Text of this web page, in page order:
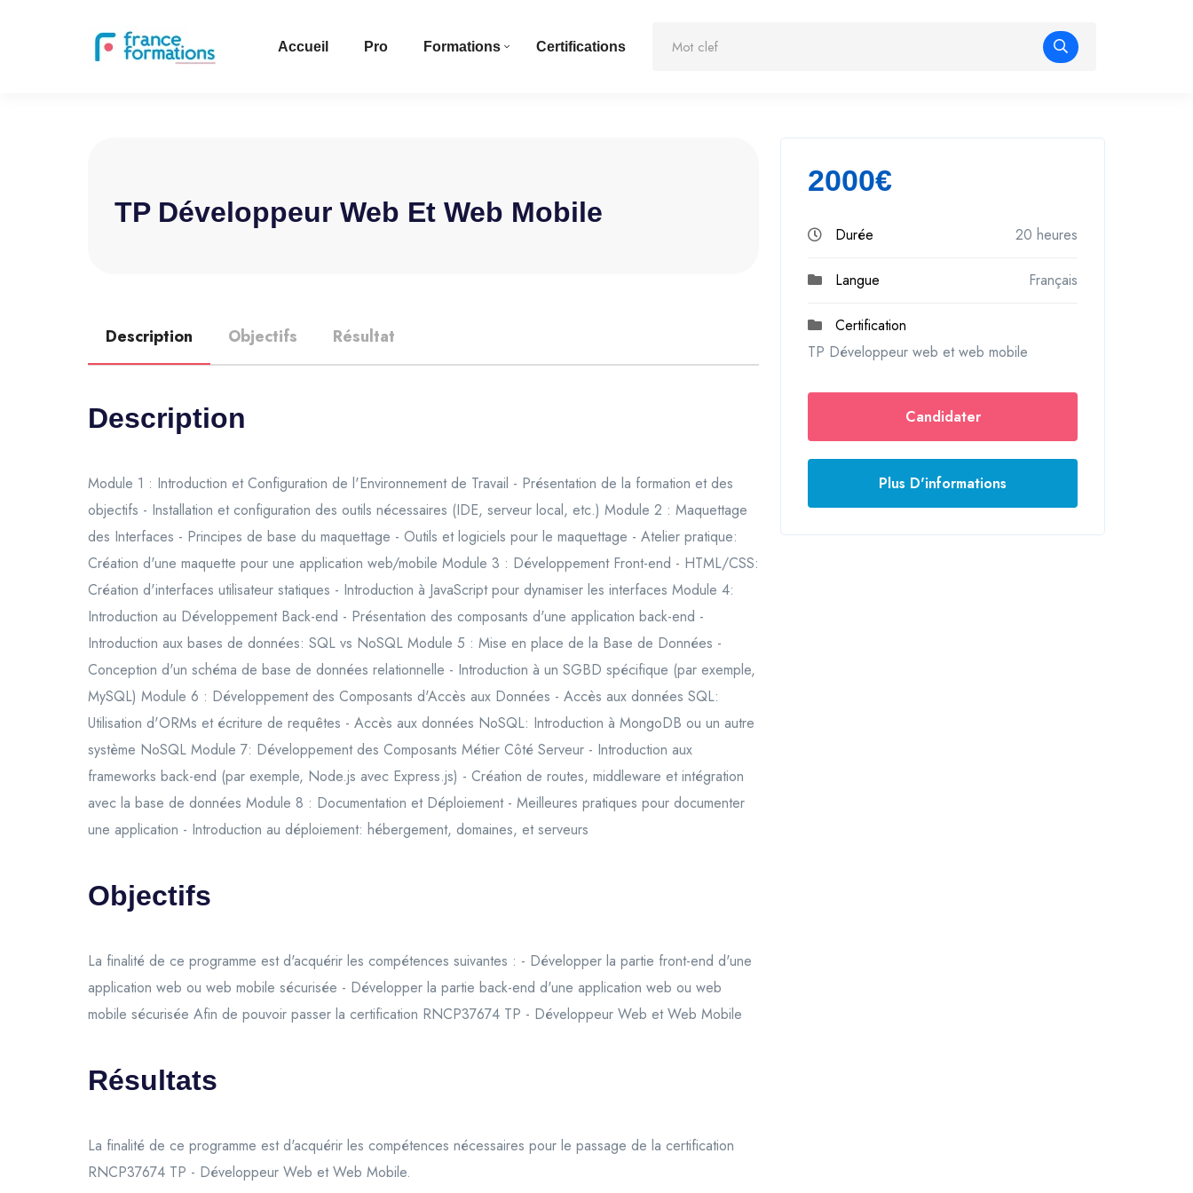
Accueil Pro Formations Certifications
TP Développeur Web Et Web Mobile
Description Objectifs Résultat
Description
Module 1 : Introduction et Configuration de l'Environnement de Travail - Présentation de la formation et des
objectifs - Installation et configuration des outils nécessaires (IDE, serveur local, etc.) Module 2 : Maquettage
des Interfaces - Principes de base du maquettage - Outils et logiciels pour le maquettage - Atelier pratique:
Création d'une maquette pour une application web/mobile Module 3 : Développement Front-end - HTML/CSS:
Création d'interfaces utilisateur statiques - Introduction à JavaScript pour dynamiser les interfaces Module 4:
Introduction au Développement Back-end - Présentation des composants d'une application back-end -
Introduction aux bases de données: SQL vs NoSQL Module 5 : Mise en place de la Base de Données -
Conception d'un schéma de base de données relationnelle - Introduction à un SGBD spécifique (par exemple,
MySQL) Module 6 : Développement des Composants d'Accès aux Données - Accès aux données SQL:
Utilisation d'ORMs et écriture de requêtes - Accès aux données NoSQL: Introduction à MongoDB ou un autre
système NoSQL Module 7: Développement des Composants Métier Côté Serveur - Introduction aux
frameworks back-end (par exemple, Node.js avec Express.js) - Création de routes, middleware et intégration
avec la base de données Module 8 : Documentation et Déploiement - Meilleures pratiques pour documenter
une application - Introduction au déploiement: hébergement, domaines, et serveurs
Objectifs
La finalité de ce programme est d'acquérir les compétences suivantes : - Développer la partie front-end d'une
application web ou web mobile sécurisée - Développer la partie back-end d'une application web ou web
mobile sécurisée Afin de pouvoir passer la certification RNCP37674 TP - Développeur Web et Web Mobile
Résultats
La finalité de ce programme est d'acquérir les compétences nécessaires pour le passage de la certification
RNCP37674 TP - Développeur Web et Web Mobile.
2000€
Durée 20 heures
Langue Français
Certification
TP Développeur web et web mobile
Candidater
Plus D'informations